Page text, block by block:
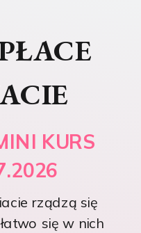
KURS
rządzą się
się w nich